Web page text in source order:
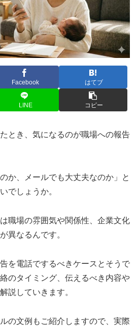
Facebook はてブ
LINE コピー
とき、気になるのが職場への報告
か、メールでも大丈夫なのか」と
でしょうか。
職場の雰囲気や関係性、企業文化
異なるんです。
を電話でするべきケースとそうで
のタイミング、伝えるべき内容や
説していきます。
の文例もご紹介しますので、実際